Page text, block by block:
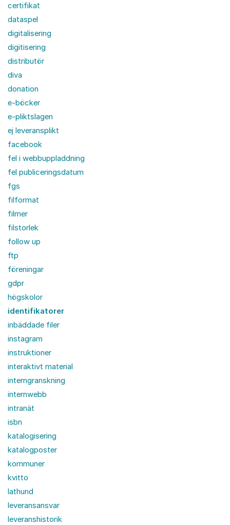
certifikat
dataspel
digitalisering
digitisering
distributör
diva
donation
e-böcker
e-pliktslagen
ej leveransplikt
facebook
fel i webbuppladdning
fel publiceringsdatum
fgs
filformat
filmer
filstorlek
follow up
ftp
föreningar
gdpr
högskolor
identifikatorer
inbäddade filer
instagram
instruktioner
interaktivt material
interngranskning
internwebb
intranät
isbn
katalogisering
katalogposter
kommuner
kvitto
lathund
leveransansvar
leveranshistorik